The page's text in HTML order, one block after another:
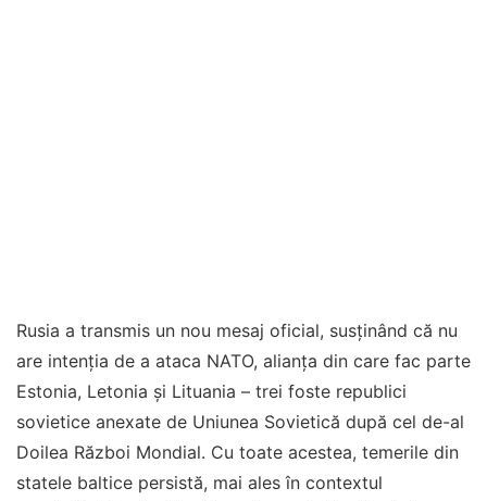
Rusia a transmis un nou mesaj oficial, susținând că nu
are intenția de a ataca NATO, alianța din care fac parte
Estonia, Letonia și Lituania – trei foste republici
sovietice anexate de Uniunea Sovietică după cel de-al
Doilea Război Mondial. Cu toate acestea, temerile din
statele baltice persistă, mai ales în contextul